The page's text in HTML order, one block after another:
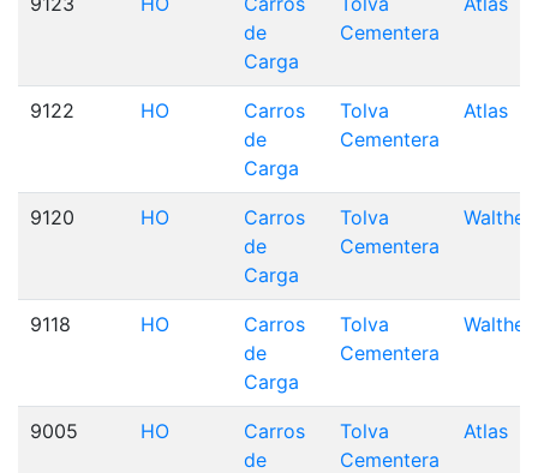
de
Carga
Cementera
9122 HO
Carros
de
Carga
Tolva
Cementera
Atlas
9120 HO
Carros
de
Carga
Tolva
Cementera
9118 HO
Carros
de
Carga
Tolva
Cementera
9005 HO
Carros
de
Tolva
Cementera
Atlas